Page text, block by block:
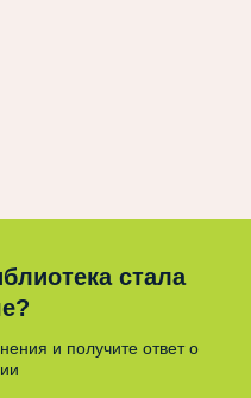
стала
и получите ответ о